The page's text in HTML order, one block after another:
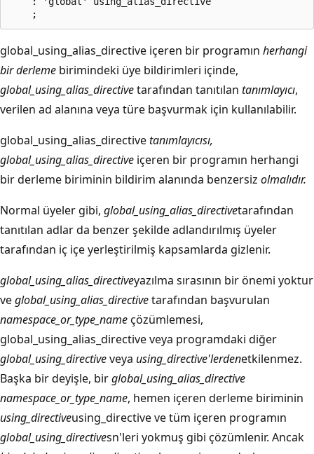
global_using_alias_directive içeren bir programın herhangi
bir derleme birimindeki üye bildirimleri içinde,
global_using_alias_directivetarafından tanıtılan tanımlayıcı,
verilen ad alanına veya türe başvurmak için kullanılabilir.
global_using_alias_directivetanımlayıcısı,
global_using_alias_directive içeren bir programın herhangi
bir derleme biriminin bildirim alanında benzersiz olmalıdır.
Normal üyeler gibi, global_using_alias_directivetarafından
tanıtılan adlar da benzer şekilde adlandırılmış üyeler
tarafından iç içe yerleştirilmiş kapsamlarda gizlenir.
global_using_alias_directiveyazılma sırasının bir önemi yoktur
veglobal_using_alias_directivetarafından başvurulan
namespace_or_type_nameçözümlemesi,
global_using_alias_directive veya programdaki diğer
global_using_directiveveya using_directive'lerdenetkilenmez.
Başka bir deyişle, birglobal_using_alias_directive
namespace_or_type_name, hemen içeren derleme biriminin
using_directiveusing_directive ve tüm içeren programın
global_using_directivesn'leri yokmuş gibi çözümlenir. Ancak